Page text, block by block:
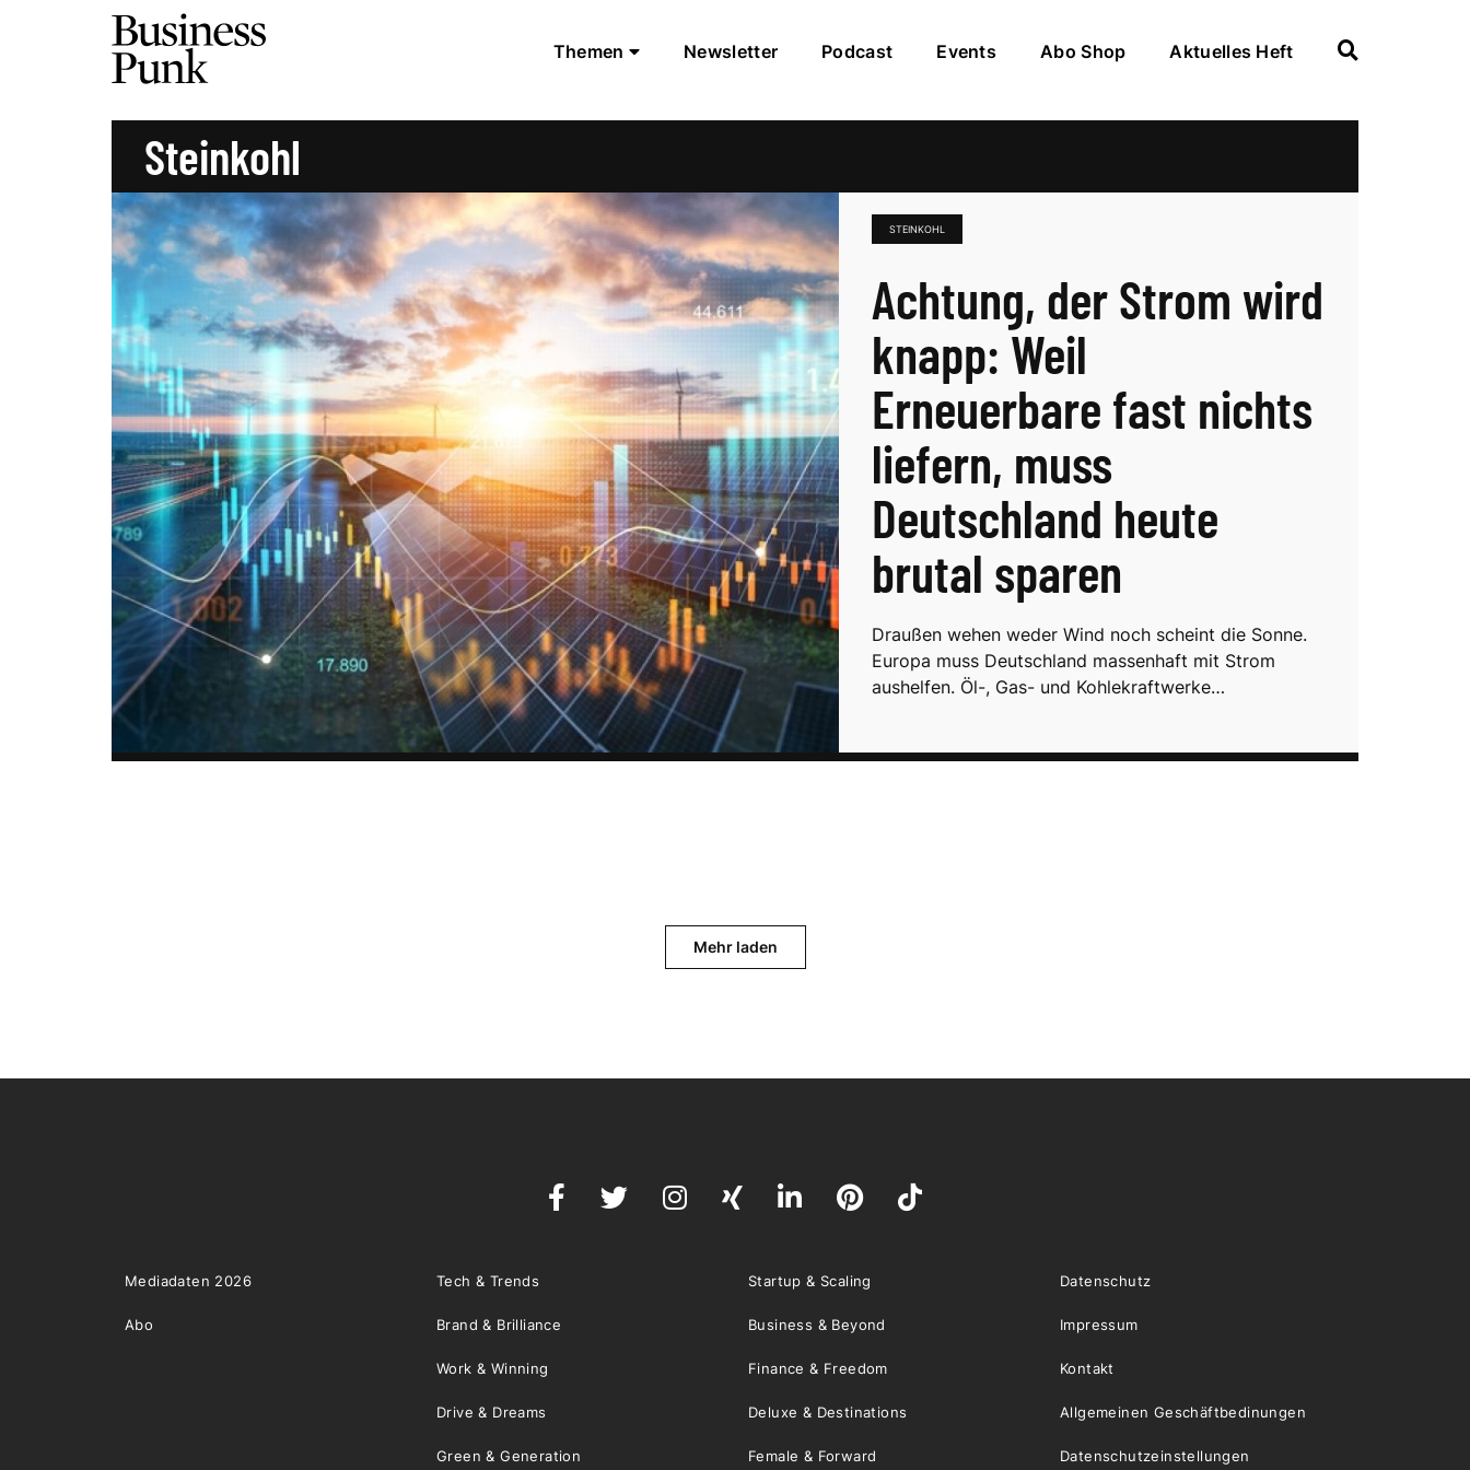
Themen Newsletter Podcast Events Abo Shop Aktuelles Heft
Steinkohl
STEINKOHL
Achtung, der Strom wird
knapp: Weil
Erneuerbare fast nichts
liefern, muss
Deutschland heute
brutal sparen
Draußen wehen weder Wind noch scheint die Sonne.
Europa muss Deutschland massenhaft mit Strom
aushelfen. Öl-, Gas- und Kohlekraftwerke…
Mehr laden
Mediadaten 2026
Abo
Tech & Trends Startup & Scaling
Brand & Brilliance Business & Beyond
Work & Winning Finance & Freedom
Drive & Dreams Deluxe & Destinations
Green & Generation Female & Forward
Datenschutz
Impressum
Kontakt
Allgemeinen Geschäftbedinungen
Datenschutzeinstellungen